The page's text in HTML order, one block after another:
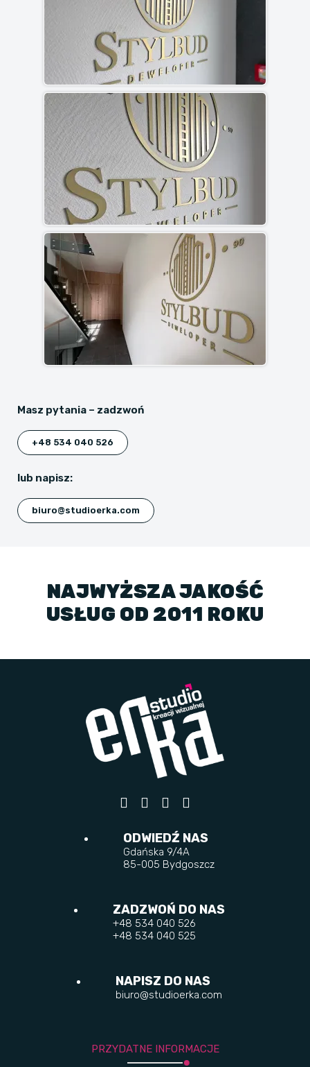
Masz pytania – zadzwoń
+48 534 040 526
lub napisz:
biuro@studioerka.com
NAJWYŻSZA JAKOŚĆ
USŁUG OD 2011 ROKU
ODWIEDŹ NAS
Gdańska 9/4A
85-005 Bydgoszcz
ZADZWOŃ DO NAS
+48 534 040 526
+48 534 040 525
NAPISZ DO NAS
biuro@studioerka.com
PRZYDATNE INFORMACJE